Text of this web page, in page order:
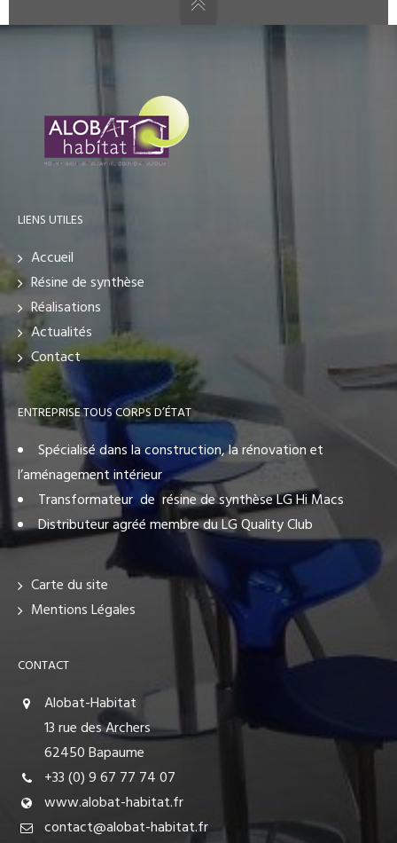
LIENS UTILES
Accueil
Résine de synthèse
Réalisations
Actualités
Contact
ENTREPRISE TOUS CORPS D’ÉTAT
Spécialisé dans la construction, la rénovation et
l’aménagement intérieur
Transformateur de résine de synthèse LG Hi Macs
Distributeur agréé membre du LG Quality Club
Carte du site
Mentions Légales
CONTACT
Alobat-Habitat
13 rue des Archers
62450 Bapaume
+33 (0) 9 67 77 74 07
www.alobat-habitat.fr
contact@alobat-habitat.fr